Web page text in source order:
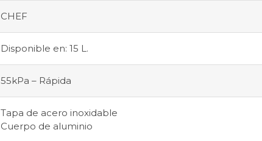
CHEF
Disponible en: 15 L.
55kPa – Rápida
Tapa de acero inoxidable
Cuerpo de aluminio